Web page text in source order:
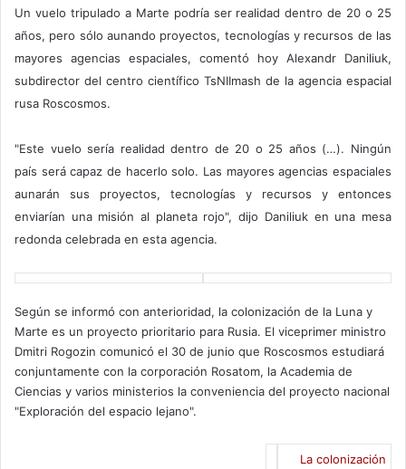
Un vuelo tripulado a Marte podría ser realidad dentro de 20 o 25
años, pero sólo aunando proyectos, tecnologías y recursos de las
mayores agencias espaciales, comentó hoy Alexandr Daniliuk,
subdirector del centro científico TsNIImash de la agencia espacial
rusa Roscosmos.
"Este vuelo sería realidad dentro de 20 o 25 años (…). Ningún
país será capaz de hacerlo solo. Las mayores agencias espaciales
aunarán sus proyectos, tecnologías y recursos y entonces
enviarían una misión al planeta rojo", dijo Daniliuk en una mesa
redonda celebrada en esta agencia.
Según se informó con anterioridad, la colonización de la Luna y
Marte es un proyecto prioritario para Rusia. El viceprimer ministro
Dmitri Rogozin comunicó el 30 de junio que Roscosmos estudiará
conjuntamente con la corporación Rosatom, la Academia de
Ciencias y varios ministerios la conveniencia del proyecto nacional
"Exploración del espacio lejano".
La colonización